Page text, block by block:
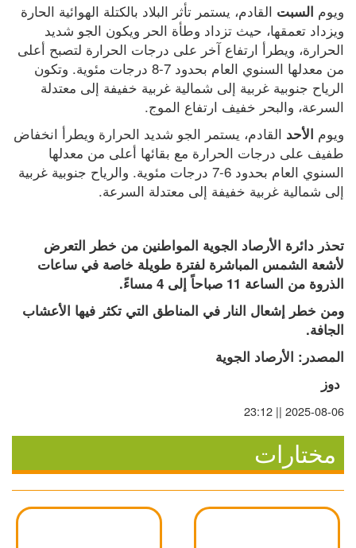
ويوم السبت
السرعة، والبحر خفيف ارتفاع الموج.
ويوم الأحد
إلى شمالية غربية خفيفة إلى معتدلة السرعة.
الذروة من الساعة 11 صباحاً إلى 4 مساءً.
الجافة.
المصدر: الأرصاد الجوية
2025-08-06 || 23:12
مختارات